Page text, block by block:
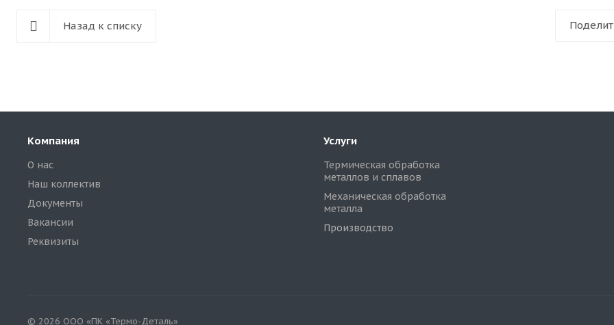
Назад к списку
Компания
О нас
Наш коллектив
Документы
Вакансии
Реквизиты
Услуги
Термическая обработка
металлов и сплавов
Механическая обработка
металла
Производство
© 2026 ООО «ПК «Термо-Деталь»